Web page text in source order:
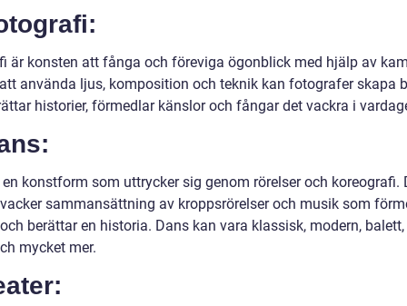
är konsten att fånga och föreviga ögonblick med hjälp av
använda ljus, komposition och teknik kan fotografer skapa
historier, förmedlar känslor och fångar det vackra i
konstform som uttrycker sig genom rörelser och koreografi.
sammansättning av kroppsrörelser och musik som
berättar en historia. Dans kan vara klassisk, modern,
mycket mer.